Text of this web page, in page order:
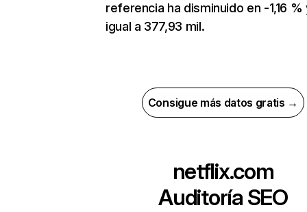
referencia ha disminuido en -1,16 %
igual a 377,93 mil.
Consigue más datos gratis →
netflix.com
Auditoría SEO